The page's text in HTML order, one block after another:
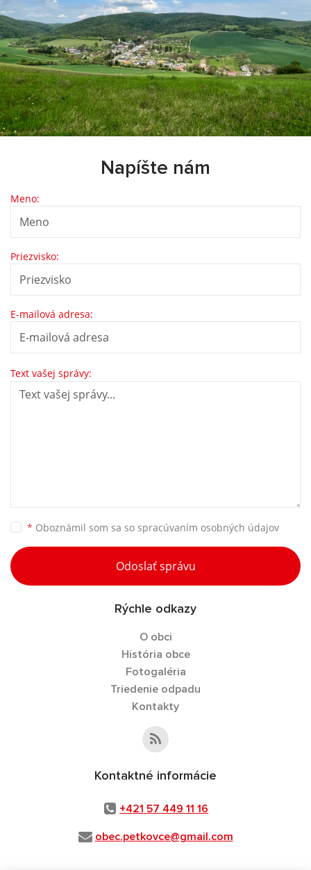
Napíšte nám
Meno:
Priezvisko:
E-mailová adresa:
Text vašej správy:
* Oboznámil som sa so spracúvaním osobných údajov
Odoslať správu
Rýchle odkazy
O obci
História obce
Fotogaléria
Triedenie odpadu
Kontakty
Kontaktné informácie
+421 57 449 11 16
obec.petkovce@gmail.com